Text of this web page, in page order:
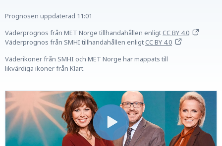
Prognosen uppdaterad 11:01
Väderprognos från MET Norge tillhandahållen enligtCC BY 4.0
Väderprognos från SMHI tillhandahållen enligtCC BY 4.0
Väderikoner från SMHI och MET Norge har mappats till
likvärdiga ikoner från Klart.